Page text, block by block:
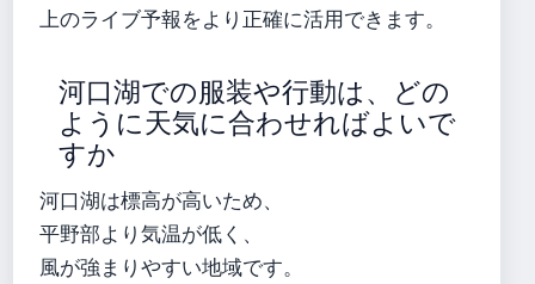
上のライブ予報をより正確に活用できます。
河口湖での服装や行動は、どの
ように天気に合わせればよいで
すか
河口湖は標高が高いため、
平野部より気温が低く、
風が強まりやすい地域です。